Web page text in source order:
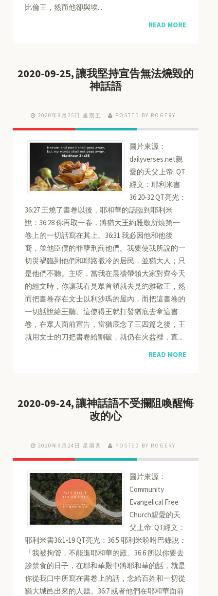
比倫王，然而他卻與埃...
READ MORE
2020-09-25, 讓我堅持宣告無法燒毀的
神話語
2020年9月25日 星期五 POSTED BY ROGERY
圖片來源：
dailyverses.net親
愛的天父上帝: QT
經文：耶利米書
36:20-32 QT亮光：
36:27 王燒了書卷以後，耶和華的話臨到耶利米
說：36:28 你再取一卷，將猶大王約雅敬所燒第一
卷上的一切話寫在其上。36:31 我必因他和他後
裔，並他臣僕的罪孽刑罰他們。我要使我所說的一
切災禍臨到他們和耶路撒冷的居民，並猶大人；只
是他們不聽。主呀，當我在晨禱帶領大家對齊今天
的經文時，你讓我看見眾首領就去見約雅敬王，然
而把書卷存在文士以利沙瑪的屋內，而把這書卷的
一切話說給王聽。這使得王就打發猶底去拿這書
卷，在眾人面前宣告，當猶底念了三四篇之後，王
就用文士的刀把書卷給割破，就仍在火盆裡，直...
READ MORE
2020-09-24, 讓神話語不受攔阻喚醒悔
改的心
2020年9月24日 星期四 POSTED BY ROGERY
圖片來源：
Community
Evangelical Free
Church親愛的天
父上帝: QT經文：
耶利米書36:1-19 QT亮光：36:5 耶利米吩咐巴錄說：
「我被拘管，不能進耶和華的殿。36:6 所以你要去
趁禁食的日子，在耶和華殿中將耶和華的話，就是
你從我口中所寫在書卷上的話，念給百姓和一切從
猶大城邑出來的人聽。36:7 或者他們在耶和華面前